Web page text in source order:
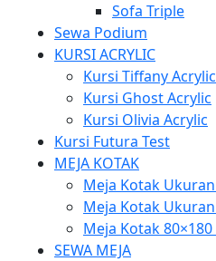
Sofa Triple
Sewa Podium
KURSI ACRYLIC
Kursi Tiffany Acrylic
Kursi Ghost Acrylic
Kursi Olivia Acrylic
Kursi Futura Test
MEJA KOTAK
Meja Kotak
Meja Kotak
Meja Kotak 80×180
SEWA MEJA